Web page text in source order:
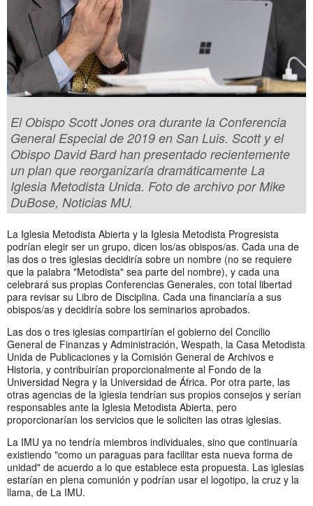
El Obispo Scott Jones ora durante la Conferencia
General Especial de 2019 en San Luis. Scott y el
Obispo David Bard han presentado recientemente
un plan que reorganizaría dramáticamente La
Iglesia Metodista Unida. Foto de archivo por Mike
DuBose, Noticias MU.
La Iglesia Metodista Abierta y la Iglesia Metodista Progresista
podrían elegir ser un grupo, dicen los/as obispos/as. Cada una de
las dos o tres iglesias decidiría sobre un nombre (no se requiere
que la palabra "Metodista" sea parte del nombre), y cada una
celebrará sus propias Conferencias Generales, con total libertad
para revisar su Libro de Disciplina. Cada una financiaría a sus
obispos/as y decidiría sobre los seminarios aprobados.
Las dos o tres iglesias compartirían el gobierno del Concilio
General de Finanzas y Administración, Wespath, la Casa Metodista
Unida de Publicaciones y la Comisión General de Archivos e
Historia, y contribuirían proporcionalmente al Fondo de la
Universidad Negra y la Universidad de África. Por otra parte, las
otras agencias de la iglesia tendrían sus propios consejos y serían
responsables ante la Iglesia Metodista Abierta, pero
proporcionarían los servicios que le soliciten las otras iglesias.
La IMU ya no tendría miembros individuales, sino que continuaría
existiendo "como un paraguas para facilitar esta nueva forma de
unidad" de acuerdo a lo que establece esta propuesta. Las iglesias
estarían en plena comunión y podrían usar el logotipo, la cruz y la
llama, de La IMU.